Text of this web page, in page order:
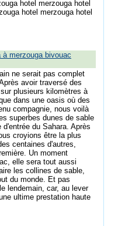
hotel merzouga hotel
hotel merzouga hotel
merzouga bivouac
ne serait pas complet
avoir traversé des
plusieurs kilomètres à
dans une oasis où des
compagnie, nous voilà
superbes dunes de sable
du Sahara. Après
croyions être la plus
centaines d'autres,
Un moment
elle sera tout aussi
les collines de sable,
du monde. Et pas
lendemain, car, au lever
ultime prestation haute